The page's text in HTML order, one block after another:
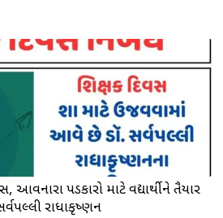
આવનારા પડકારો માટે વિદ્યાર્થીને તૈયાર
રાધાકૃષ્ણન